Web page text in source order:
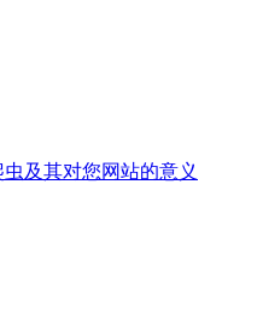
及其对您网站的意义